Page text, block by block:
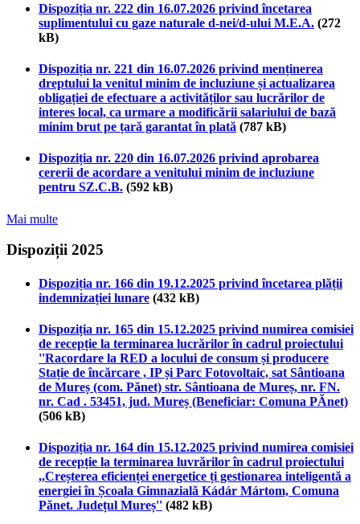
Dispoziția nr. 222 din 16.07.2026 privind încetarea
suplimentului cu gaze naturale d-nei/d-ului M.E.A. (272
kB)
Dispoziția nr. 221 din 16.07.2026 privind menținerea
dreptului la venitul minim de incluziune și actualizarea
obligației de efectuare a activităților sau lucrărilor de
interes local, ca urmare a modificării salariului de bază
minim brut pe țară garantat în plată (787 kB)
Dispoziția nr. 220 din 16.07.2026 privind aprobarea
cererii de acordare a venitului minim de incluziune
pentru SZ.C.B. (592 kB)
Mai multe
Dispoziții 2025
Dispoziția nr. 166 din 19.12.2025 privind încetarea plății
indemnizației lunare (432 kB)
Dispoziția nr. 165 din 15.12.2025 privind numirea comisiei
de recepție la terminarea lucrărilor în cadrul proiectului
''Racordare la RED a locului de consum și producere
Stație de încărcare , IP și Parc Fotovoltaic, sat Sântioana
de Mureș (com. Pănet) str. Sântioana de Mureș, nr. FN.
nr. Cad . 53451, jud. Mureș (Beneficiar: Comuna PĂnet)
(506 kB)
Dispoziția nr. 164 din 15.12.2025 privind numirea comisiei
de recepție la terminarea luvrărilor în cadrul proiectului
,,Creșterea eficienței energetice ți gestionarea inteligentă a
energiei în Școala Gimnazială Kádár Mártom, Comuna
Pănet. Județul Mureș'' (482 kB)